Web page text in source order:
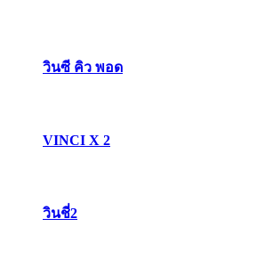
วินซี คิว พอด
VINCI X 2
วินชี่2